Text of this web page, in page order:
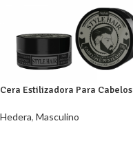
Cera Estilizadora Para Cabelos
Hedera, Masculino